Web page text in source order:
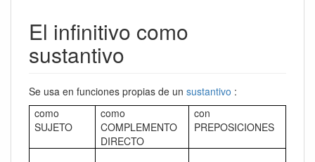
El infinitivo como
sustantivo
Se usa en funciones propias de un sustantivo :
como
SUJETO
como
COMPLEMENTO
DIRECTO
con
PREPOSICIONES